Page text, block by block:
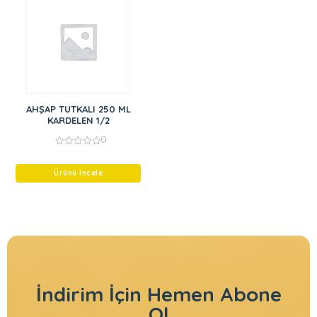
AHŞAP TUTKALI 250 ML
KARDELEN 1/2
of
0
Ürünü İncele
İndirim İçin Hemen Abone